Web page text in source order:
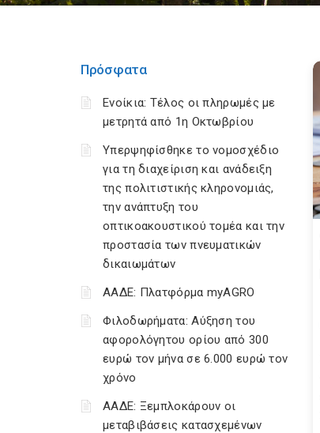
Πρόσφατα
Ενοίκια: Τέλος οι πληρωμές με
μετρητά από 1η Οκτωβρίου
Υπερψηφίσθηκε το νομοσχέδιο
για τη διαχείριση και ανάδειξη
της πολιτιστικής κληρονομιάς,
την ανάπτυξη του
οπτικοακουστικού τομέα και την
προστασία των πνευματικών
δικαιωμάτων
ΑΑΔΕ: Πλατφόρμα myAGRO
Φιλοδωρήματα: Αύξηση του
αφορολόγητου ορίου από 300
ευρώ τον μήνα σε 6.000 ευρώ τον
χρόνο
ΑΑΔΕ: Ξεμπλοκάρουν οι
μεταβιβάσεις κατασχεμένων